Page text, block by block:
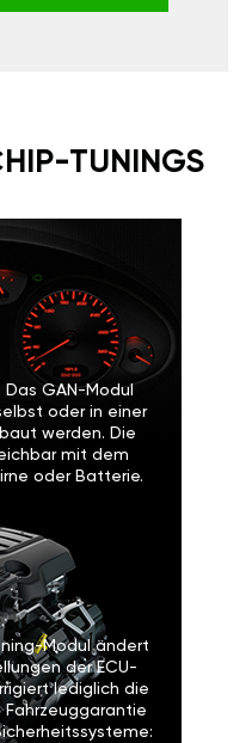
TUNINGS
GAN-Modul
oder in einer
werden. Die
mit dem
oder Batterie.
Modul ändert
der ECU-
lediglich die
Fahrzeuggarantie